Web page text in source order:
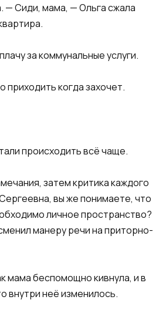
— Сиди, мама, — Ольга сжала
за коммунальные услуги.
приходить когда захочет.
происходить всё чаще.
затем критика каждого
вы же понимаете, что
личное пространство?
манеру речи на приторно-
мама беспомощно кивнула, и в
внутри неё изменилось.